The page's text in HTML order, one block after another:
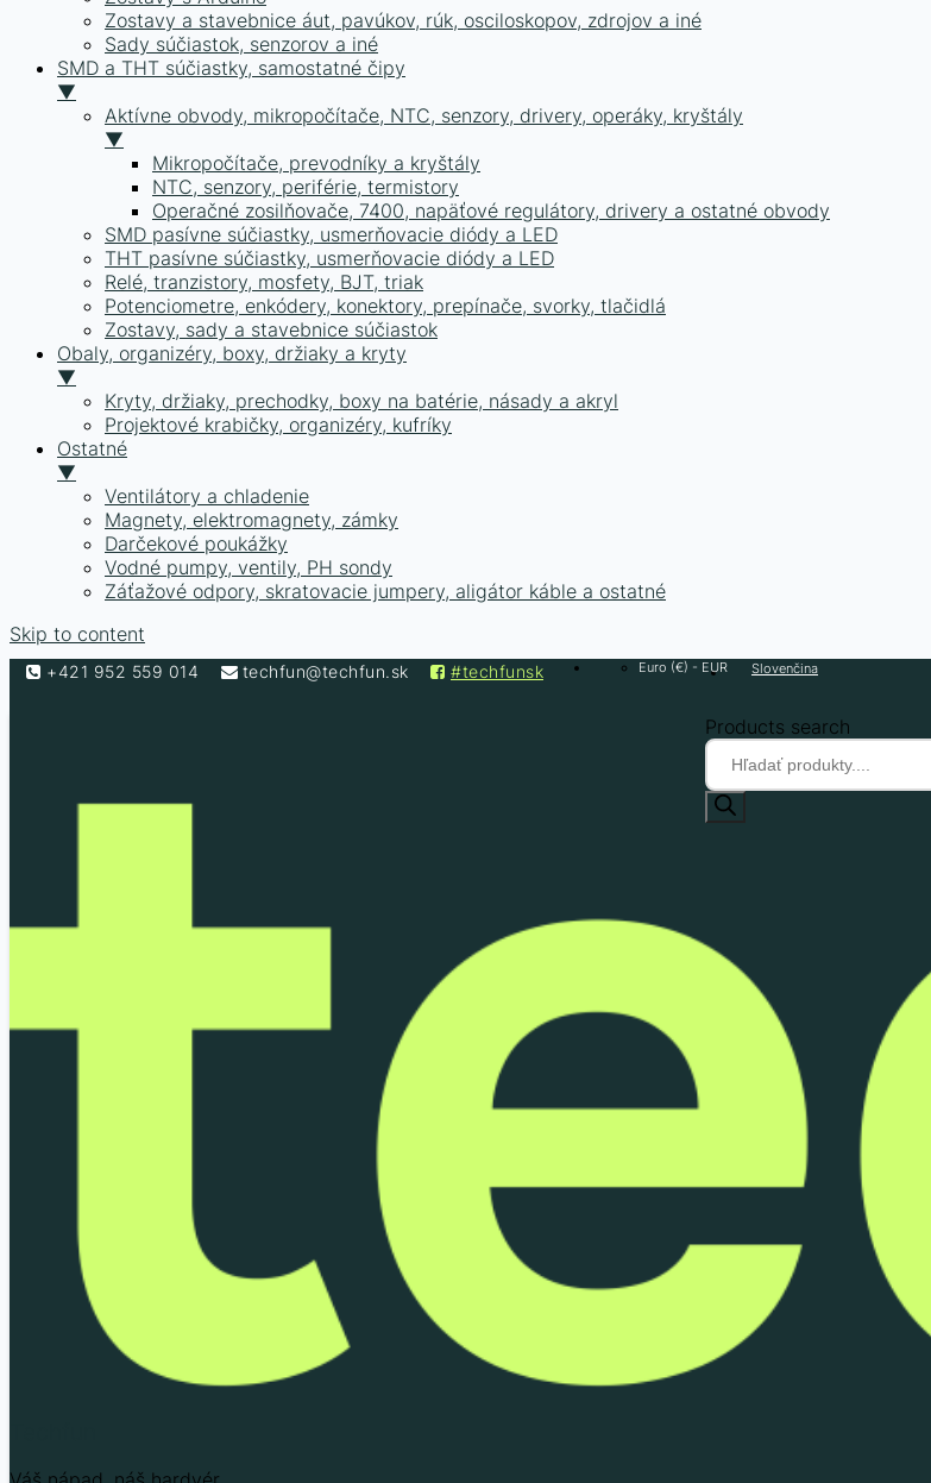
Zostavy a stavebnice áut, pavúkov, rúk, osciloskopov, zdrojov a iné
Sady súčiastok, senzorov a iné
SMD a THT súčiastky, samostatné čipy
▼
Aktívne obvody, mikropočítače, NTC, senzory, drivery, operáky, kryštály
▼
Mikropočítače, prevodníky a kryštály
NTC, senzory, periférie, termistory
Operačné zosilňovače, 7400, napäťové regulátory, drivery a ostatné obvody
SMD pasívne súčiastky, usmerňovacie diódy a LED
THT pasívne súčiastky, usmerňovacie diódy a LED
Relé, tranzistory, mosfety, BJT, triak
Potenciometre, enkódery, konektory, prepínače, svorky, tlačidlá
Zostavy, sady a stavebnice súčiastok
Obaly, organizéry, boxy, držiaky a kryty
▼
Kryty, držiaky, prechodky, boxy na batérie, násady a akryl
Projektové krabičky, organizéry, kufríky
Ostatné
▼
Ventilátory a chladenie
Magnety, elektromagnety, zámky
Darčekové poukážky
Vodné pumpy, ventily, PH sondy
Záťažové odpory, skratovacie jumpery, aligátor káble a ostatné
Skip to content
+421 952 559 014 techfun@techfun.sk #techfunsk Euro (€) - EUR Slovenčina
Products search